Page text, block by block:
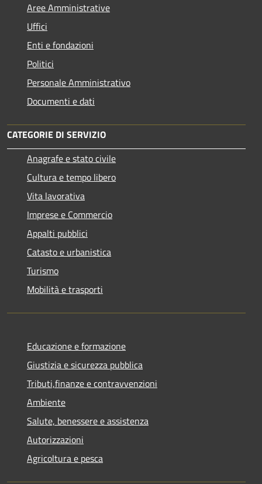
Aree Amministrative
Uffici
Enti e fondazioni
Politici
Personale Amministrativo
Documenti e dati
CATEGORIE DI SERVIZIO
Anagrafe e stato civile
Cultura e tempo libero
Vita lavorativa
Imprese e Commercio
Appalti pubblici
Catasto e urbanistica
Turismo
Mobilità e trasporti
Educazione e formazione
Giustizia e sicurezza pubblica
Tributi,finanze e contravvenzioni
Ambiente
Salute, benessere e assistenza
Autorizzazioni
Agricoltura e pesca